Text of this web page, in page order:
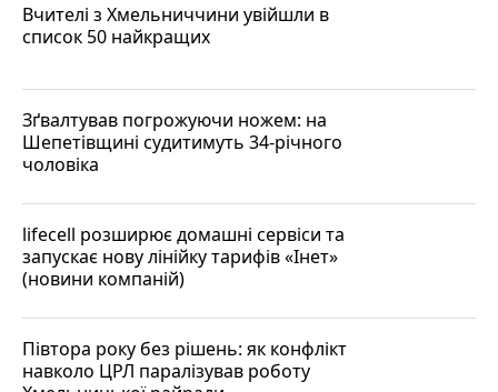
Вчителі з Хмельниччини увійшли в
список 50 найкращих
Зґвалтував погрожуючи ножем: на
Шепетівщині судитимуть 34-річного
чоловіка
lifecell розширює домашні сервіси та
запускає нову лінійку тарифів «Інет»
(новини компаній)
Півтора року без рішень: як конфлікт
навколо ЦРЛ паралізував роботу